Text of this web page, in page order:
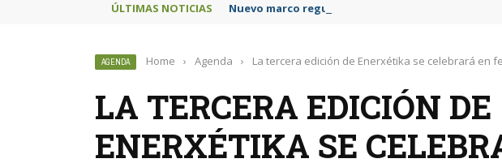
ÚLTIMAS NOTICIAS Nuevo marco regulatorio para acelerar la
AGENDA Home › Agenda › La tercera edición de Enerxétika se celebrará en
LA TERCERA EDICIÓN DE
ENERXÉTIKA SE